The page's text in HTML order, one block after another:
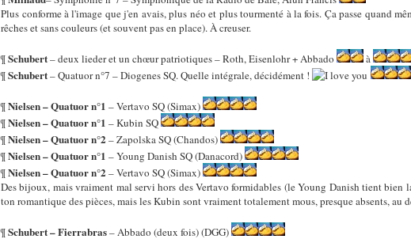
Plus conforme à l'image que j'en avais, plus néo et plus tourmenté à la fois. Ça passe quand
rêches et sans couleurs (et souvent pas en place). À creuser.
¶Schubert– deux lieder et un chœur patriotiques – Roth, Eisenlohr + Abbado
à
¶Schubert– Quatuor n°7 – Diogenes SQ. Quelle intégrale, décidément !
¶Nielsen – Quatuor n°1 – Vertavo SQ (Simax)
¶Nielsen – Quatuor n°1 – Kubin SQ
¶Nielsen – Quatuor n°2– Zapolska SQ (Chandos)
¶Nielsen – Quatuor n°1 – Young Danish SQ (Danacord)
¶Nielsen – Quatuor n°2– Vertavo SQ (Simax)
Des bijoux, mais vraiment mal servi hors des Vertavo formidables (le Young Danish tient bien
ton romantique des pièces, mais les Kubin sont vraiment totalement mous, presque absents, au
¶Schubert – Fierrabras– Abbado (deux fois) (DGG)